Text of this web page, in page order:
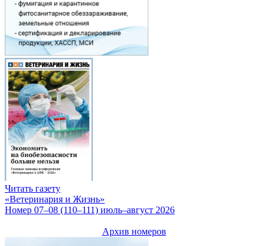
Читать газету
«Ветеринария и Жизнь»
Номер 07–08 (110–111) июль–август 2026
Архив номеров